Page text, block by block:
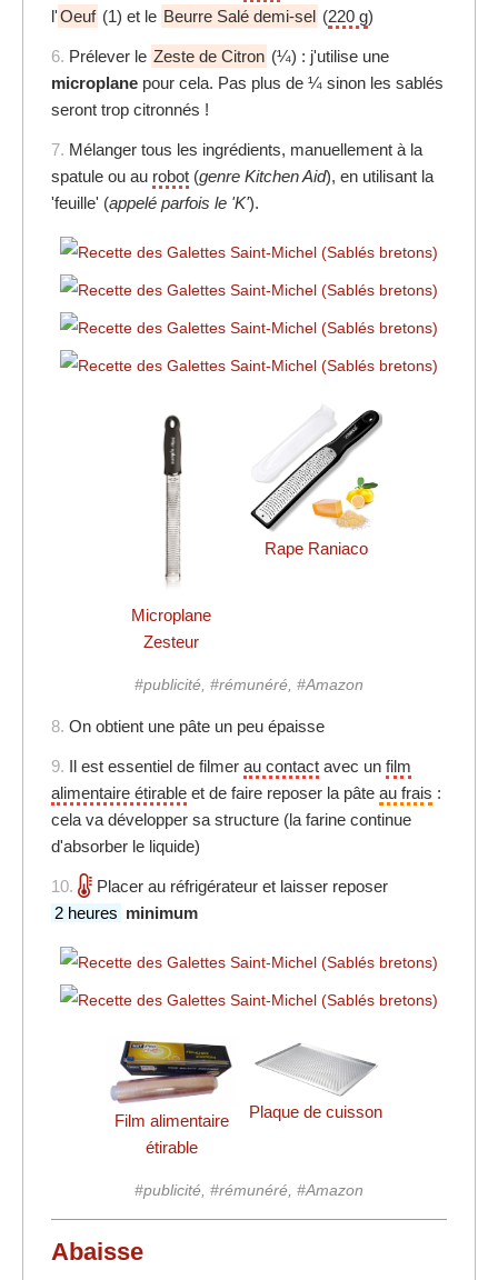
l'Oeuf (1) et le Beurre Salé demi-sel (220 g)
6. Prélever le Zeste de Citron (¼) : j'utilise une
microplane pour cela. Pas plus de ¼ sinon les sablés
seront trop citronnés !
7. Mélanger tous les ingrédients, manuellement à la
spatule ou au robot (genre Kitchen Aid), en utilisant la
'feuille' (appelé parfois le 'K').
Microplane
Zesteur
Rape Raniaco
#publicité, #rémunéré, #Amazon
8. On obtient une pâte un peu épaisse
9. Il est essentiel de filmer au contact avec un film
alimentaire étirable et de faire reposer la pâte au frais :
cela va développer sa structure (la farine continue
d'absorber le liquide)
10.
Placer au réfrigérateur et laisser reposer
2 heures minimum
Film alimentaire
étirable
Plaque de cuisson
#publicité, #rémunéré, #Amazon
Abaisse